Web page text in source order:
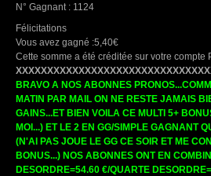
N° Gagnant : 1124
Félicitations
Vous avez gagné :5,40€
Cette somme a été créditée sur votre compte
BRAVO A NOS ABONNES
MATIN PAR MAIL ON NE RESTE JAMAIS
GAINS...ET BIEN VOILA CE MULTI 5+
MOI...) ET LE 2 EN GG/SIMPLE GAGNANT
(N'AI PAS JOUE LE GG CE SOIR ET ME
BONUS...) NOS ABONNES ONT EN
DESORDRE=54.60 €/QUARTE